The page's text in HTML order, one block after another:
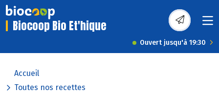
Biocoop Bio Et'hique
Ouvert jusqu'à 19:30
Accueil
Toutes nos recettes